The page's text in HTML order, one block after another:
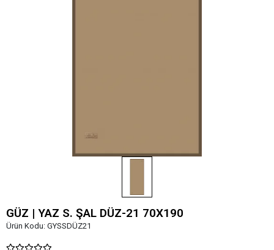
GÜZ | YAZ S. ŞAL DÜZ-21 70X190
Ürün Kodu: GYSSDÜZ21